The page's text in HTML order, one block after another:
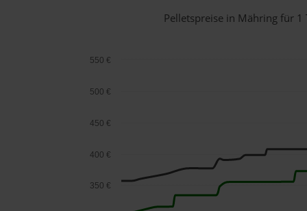
Pelletspreise in Mähring für 1
350 €
400 €
450 €
500 €
550 €